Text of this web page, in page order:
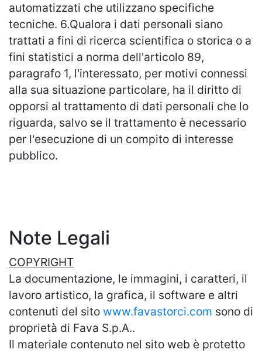
automatizzati che utilizzano specifiche
tecniche. 6.Qualora i dati personali siano
trattati a fini di ricerca scientifica o storica o a
fini statistici a norma dell'articolo 89,
paragrafo 1, l'interessato, per motivi connessi
alla sua situazione particolare, ha il diritto di
opporsi al trattamento di dati personali che lo
riguarda, salvo se il trattamento è necessario
per l'esecuzione di un compito di interesse
pubblico.
Note Legali
COPYRIGHT
La documentazione, le immagini, i caratteri, il
lavoro artistico, la grafica, il software e altri
contenuti del sito www.favastorci.com sono di
proprietà di Fava S.p.A..
Il materiale contenuto nel sito web è protetto